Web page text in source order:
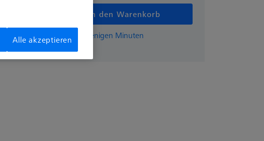
In den Warenkorb
ZEISS-Angebot in wenigen Minuten
Alle akzeptieren